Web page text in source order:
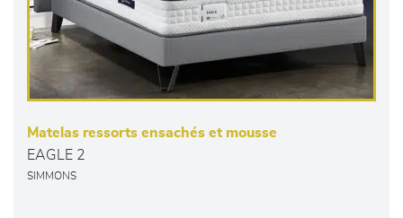
Matelas ressorts ensachés et mousse
EAGLE 2
SIMMONS